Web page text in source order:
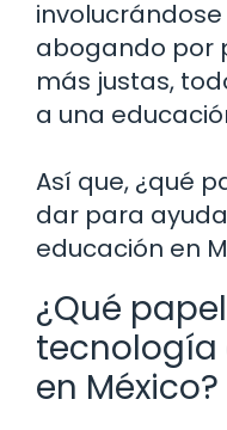
abogando por
más justas,
a una
Así que, ¿qué
dar para
educación en
¿Qué
tecnología
en México?